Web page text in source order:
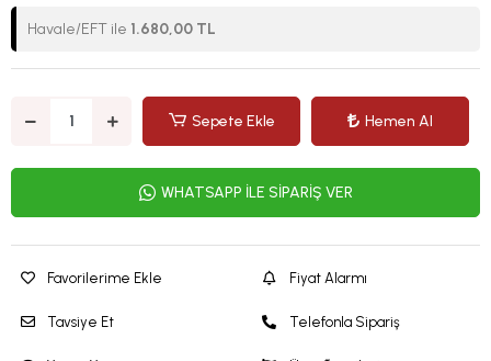
Havale/EFT ile 1.680,00 TL
Sepete Ekle Hemen Al
WHATSAPP İLE SİPARİŞ VER
Favorilerime Ekle
Tavsiye Et
Fiyat Alarmı
Telefonla Sipariş